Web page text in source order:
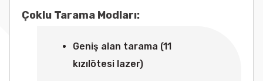
Çoklu Tarama Modları:
Geniş alan tarama (11
kızılötesi lazer)